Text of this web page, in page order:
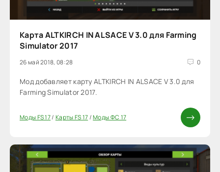
Карта ALTKIRCH IN ALSACE V 3.0 для Farming
Simulator 2017
26 май 2018, 08:28 0
Мод добавляет карту ALTKIRCH IN ALSACE V 3.0 для
Farming Simulator 2017.
Моды FS 17/ Карты FS 17/Моды ФС 17